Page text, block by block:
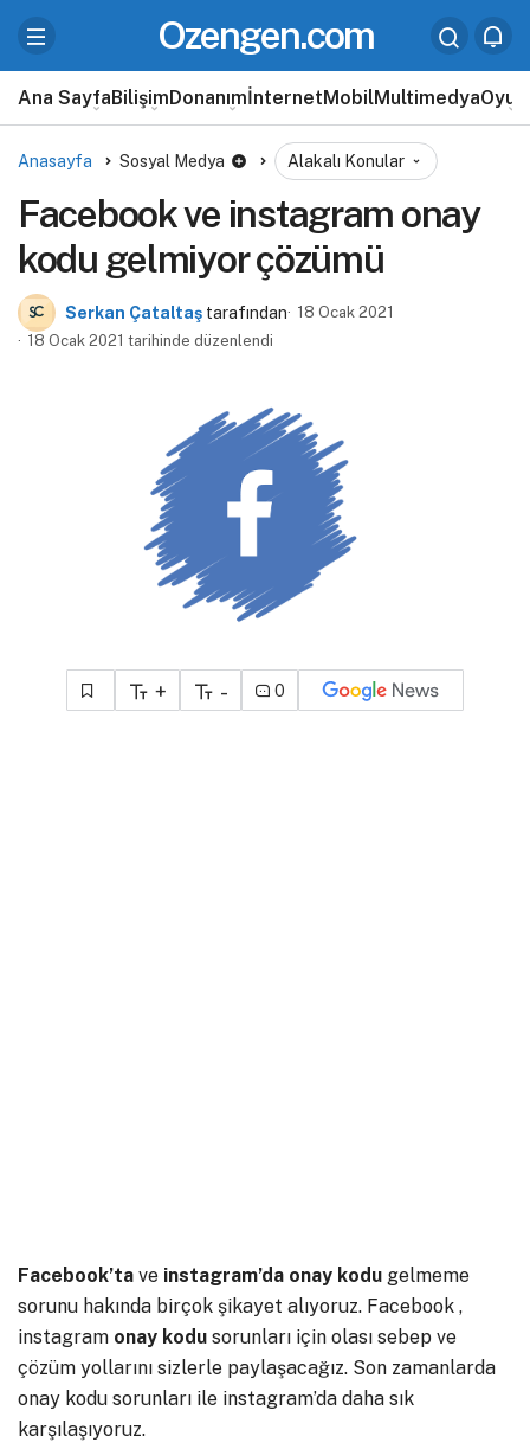
Ozengen.com
Ana SayfaBilişimDonanımİnternetMobilMultimedyaOyun
Anasayfa Sosyal Medya Alakalı Konular
Facebook ve instagram onay
kodu gelmiyor çözümü
Serkan Çataltaş tarafından
18 Ocak 2021
18 Ocak 2021 tarihinde düzenlendi
+ - 0
Facebook’ta ve instagram’da onay kodu gelmeme
sorunu hakında birçok şikayet alıyoruz. Facebook ,
instagram onay kodu sorunları için olası sebep ve
çözüm yollarını sizlerle paylaşacağız. Son zamanlarda
onay kodu sorunları ile instagram’da daha sık
karşılaşıyoruz.